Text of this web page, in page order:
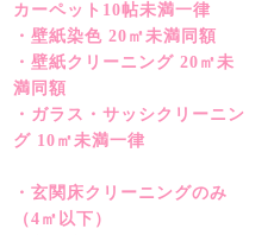
カーペット10帖未満一律
・壁紙染色 20㎡未満同額
・壁紙クリーニング 20㎡未
満同額
・ガラス・サッシクリーニン
グ 10㎡未満一律
・玄関床クリーニングのみ
（4㎡以下）